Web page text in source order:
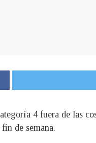
4 fuera de las
de semana.